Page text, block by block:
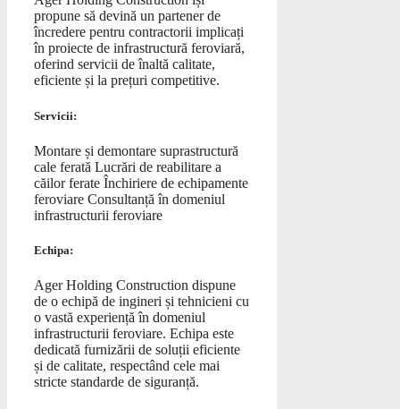
propune să devină un partener de
încredere pentru contractorii implicați
în proiecte de infrastructură feroviară,
oferind servicii de înaltă calitate,
eficiente și la prețuri competitive.
Servicii:
Montare și demontare suprastructură
cale ferată Lucrări de reabilitare a
căilor ferate Închiriere de echipamente
feroviare Consultanță în domeniul
infrastructurii feroviare
Echipa:
Ager Holding Construction dispune
de o echipă de ingineri și tehnicieni cu
o vastă experiență în domeniul
infrastructurii feroviare. Echipa este
dedicată furnizării de soluții eficiente
și de calitate, respectând cele mai
stricte standarde de siguranță.